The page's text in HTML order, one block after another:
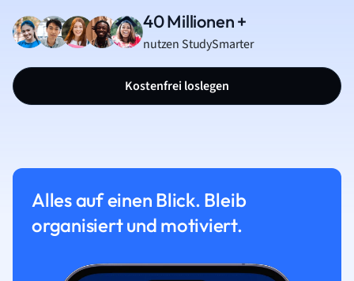
40 Millionen +
nutzen StudySmarter
Kostenfrei loslegen
Alles auf einen Blick. Bleib
organisiert und motiviert.